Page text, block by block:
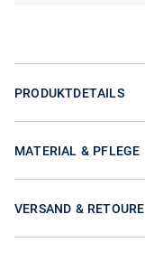
PRODUKTDETAILS
MATERIAL & PFLEGE
VERSAND & RETOURE